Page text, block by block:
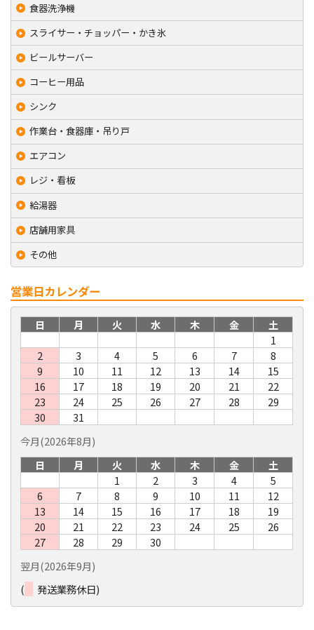
食器洗浄機
スライサー・チョッパー・かき氷
ビールサーバー
コーヒー用品
シンク
作業台・食器庫・吊り戸
エアコン
レジ・看板
給湯器
店舗用家具
その他
営業日カレンダー
今月(2026年8月)
日 月 火 水 木 金
土
1
2
3 4 5 6 7
8
9
10 11 12 13 14
15
16
17 18 19 20 21
22
23
24 25 26 27 28
29
30
31
翌月(2026年9月)
日 月 火 水 木 金
土
1
2 3 4
5
6
7 8 9 10 11
12
13
14 15 16 17 18
19
20
21 22 23 24 25
26
27
28 29 30
( 発送業務休日)